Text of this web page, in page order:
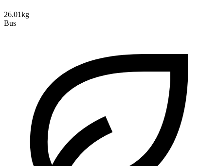
26.01kg
Bus